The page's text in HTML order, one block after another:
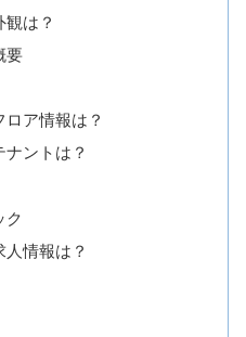
は？
要
ア情報は？
ントは？
ク
情報は？